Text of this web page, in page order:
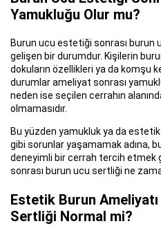
Yamukluğu Olur mu?
Burun ucu estetiği sonrası burun
gelişen bir durumdur. Kişilerin
dokuların özellikleri ya da komşu
durumlar ameliyat sonrası
neden ise seçilen cerrahın
olmamasıdır.
Bu yüzden yamukluk ya da
gibi sorunlar yaşamamak adına,
deneyimli bir cerrah tercih etmek
sonrası burun ucu sertliği ne
Estetik Burun
Sertliği Normal mi?